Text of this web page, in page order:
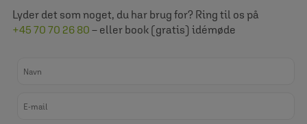
Lyder det som noget, du har brug for? Ring til os på
+45 70 70 26 80 – eller book (gratis) idémøde